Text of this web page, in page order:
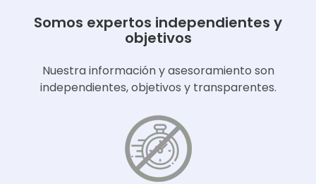
Somos expertos independientes y
objetivos
Nuestra información y asesoramiento son
independientes, objetivos y transparentes.